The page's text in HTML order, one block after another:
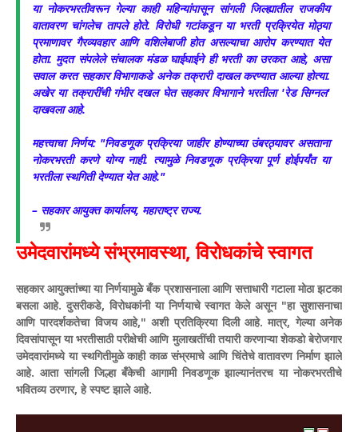
या नोकरभरतीवरून गेल्या काही महिन्यांपासून सांगली जिल्ह्यातील राजकीय
वातावरण चांगलेच तापले होते. विरोधी गटांकडून या भरती प्रक्रियेत मोठ्या
प्रमाणावर गैरव्यवहार आणि वशिलेबाजी होत असल्याचा आरोप करण्यात येत
होता. मुदत संपलेले संचालक मंडळ घाईघाईने ही भरती का उरकत आहे, असा
सवाल करत सहकार विभागाकडे अनेक तक्रारी दाखल करण्यात आल्या होत्या.
अखेर या तक्रारींची गंभीर दखल घेत सहकार विभागाने भरतीला 'रेड सिग्नल'
दाखवला आहे.
​महत्त्वाचा निर्णय: "निवडणूक प्रक्रिया जाहीर होण्याच्या उंबरठ्यावर असताना
नोकरभरती करणे योग्य नाही. त्यामुळे निवडणूक प्रक्रिया पूर्ण होईपर्यंत या
भरतीला स्थगिती देण्यात येत आहे."
– सहकार आयुक्त कार्यालय, महाराष्ट्र राज्य.
​उमेदवारांमध्ये संभ्रमावस्था, विरोधकांचे स्वागत
​सहकार आयुक्तांच्या या निर्णयामुळे बँक प्रशासनाला आणि सत्ताधारी गटाला मोठा झटका
बसला आहे. दुसरीकडे, विरोधकांनी या निर्णयाचे स्वागत केले असून "हा सुशासनाचा
आणि पारदर्शकतेचा विजय आहे," अशी प्रतिक्रिया दिली आहे. मात्र, गेल्या अनेक
दिवसांपासून या भरतीसाठी परीक्षेची आणि मुलाखतींची तयारी करणाऱ्या शेकडो बेरोजगार
उमेदवारांमध्ये या स्थगितीमुळे काही काळ संभ्रमाचे आणि चिंतेचे वातावरण निर्माण झाले
आहे.आता सांगली जिल्हा बँकेची आगामी निवडणूक झाल्यानंतरच या नोकरभरतीचे
भवितव्य ठरणार, हे स्पष्ट झाले आहे.